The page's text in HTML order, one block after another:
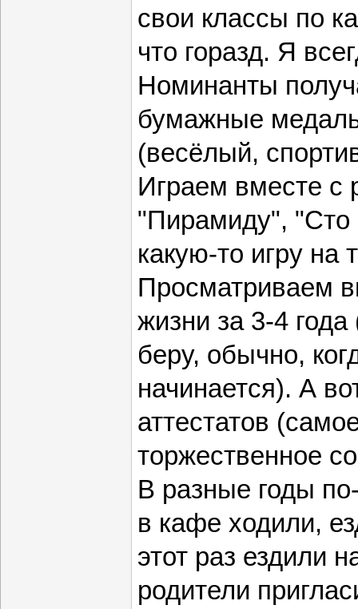
свои классы по
что горазд. Я
Номинанты
бумажные
(весёлый,
Играем вместе с
"Пирамиду", "Сто
какую-то игру на
Просматриваем
жизни за 3-4
беру, обычно,
начинается). А
аттестатов
торжественное
В разные годы
в кафе ходили,
этот раз ездили
родители